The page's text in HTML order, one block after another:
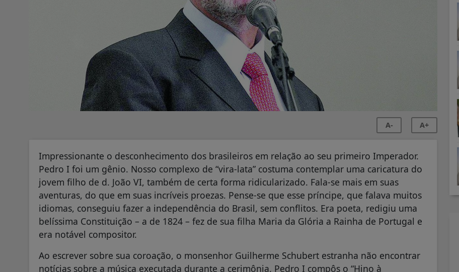
A- A+
Impressionante o desconhecimento dos brasileiros em relação ao seu primeiro Imperador.
Pedro I foi um gênio. Nosso complexo de “vira-lata” costuma contemplar uma caricatura do
jovem filho de d. João VI, também de certa forma ridicularizado. Fala-se mais em suas
aventuras, do que em suas incríveis proezas. Pense-se que esse príncipe, que falava muitos
idiomas, conseguiu fazer a independência do Brasil, sem conflitos. Era poeta, redigiu uma
belíssima Constituição – a de 1824 – fez de sua filha Maria da Glória a Rainha de Portugal e
era notável compositor.
Ao escrever sobre sua coroação, o monsenhor Guilherme Schubert estranha não encontrar
notícias sobre a música executada durante a cerimônia. Pedro I compôs o “Hino à